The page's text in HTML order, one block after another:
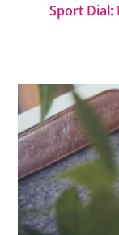
Sport